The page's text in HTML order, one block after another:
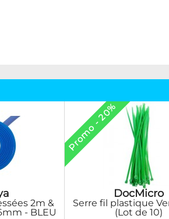
2m &
- BLEU
Promo - 20%
DocMicro
Serre fil plastique
(Lot de 10)